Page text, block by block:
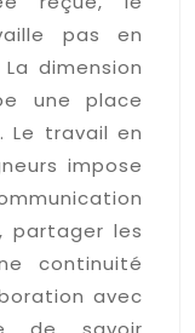
pas en
dimension
une place
Le travail en
impose
partager les
continuité
avec